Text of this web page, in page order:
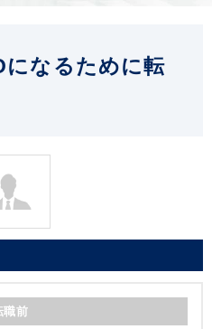
なるために転
職前